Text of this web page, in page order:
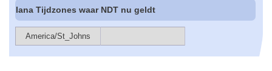
Iana Tijdzones waar NDT nu geldt
America/St_Johns